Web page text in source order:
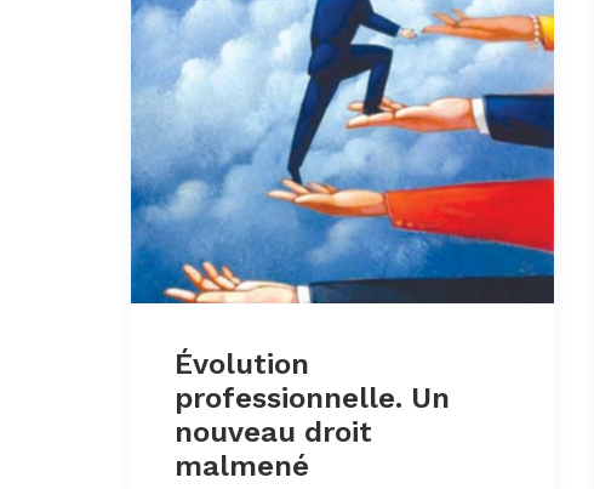
Évolution
professionnelle. Un
nouveau droit
malmené